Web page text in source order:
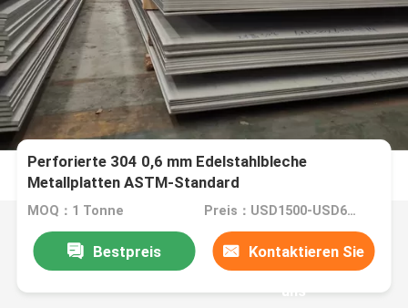
Perforierte 304 0,6 mm Edelstahlbleche
Metallplatten ASTM-Standard
MOQ：1 Tonne Preis：USD1500-USD6000
Bestpreis Kontaktieren Sie
uns